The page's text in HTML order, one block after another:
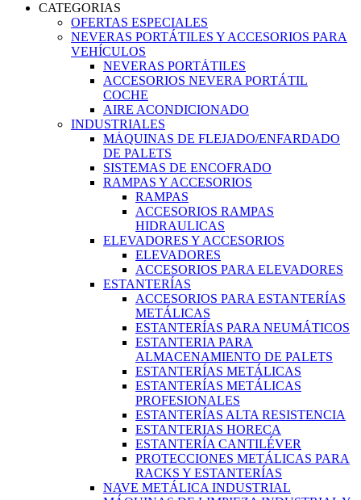
CATEGORIAS
OFERTAS ESPECIALES
NEVERAS PORTÁTILES Y ACCESORIOS PARA
VEHÍCULOS
NEVERAS PORTÁTILES
ACCESORIOS NEVERA PORTÁTIL
COCHE
AIRE ACONDICIONADO
INDUSTRIALES
MÁQUINAS DE FLEJADO/ENFARDADO
DE PALETS
SISTEMAS DE ENCOFRADO
RAMPAS Y ACCESORIOS
RAMPAS
ACCESORIOS RAMPAS
HIDRAULICAS
ELEVADORES Y ACCESORIOS
ELEVADORES
ACCESORIOS PARA ELEVADORES
ESTANTERÍAS
ACCESORIOS PARA ESTANTERÍAS
METÁLICAS
ESTANTERÍAS PARA NEUMÁTICOS
ESTANTERIA PARA
ALMACENAMIENTO DE PALETS
ESTANTERÍAS METÁLICAS
ESTANTERÍAS METÁLICAS
PROFESIONALES
ESTANTERÍAS ALTA RESISTENCIA
ESTANTERIAS HORECA
ESTANTERÍA CANTILÉVER
PROTECCIONES METÁLICAS PARA
RACKS Y ESTANTERÍAS
NAVE METÁLICA INDUSTRIAL